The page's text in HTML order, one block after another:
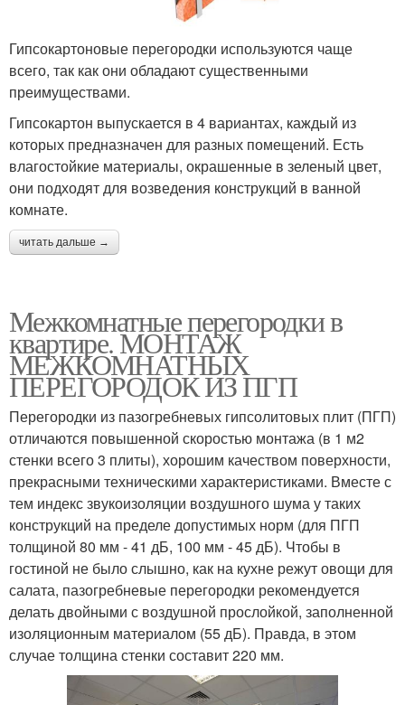
Гипсокартоновые перегородки используются чаще
всего, так как они обладают существенными
преимуществами.
Гипсокартон выпускается в 4 вариантах, каждый из
которых предназначен для разных помещений. Есть
влагостойкие материалы, окрашенные в зеленый цвет,
они подходят для возведения конструкций в ванной
комнате.
читать дальше →
Межкомнатные перегородки в
квартире. МОНТАЖ
МЕЖКОМНАТНЫХ
ПЕРЕГОРОДОК ИЗ ПГП
Перегородки из пазогребневых гипсолитовых плит (ПГП)
отличаются повышенной скоростью монтажа (в 1 м2
стенки всего 3 плиты), хорошим качеством поверхности,
прекрасными техническими характеристиками. Вместе с
тем индекс звукоизоляции воздушного шума у таких
конструкций на пределе допустимых норм (для ПГП
толщиной 80 мм - 41 дБ, 100 мм - 45 дБ). Чтобы в
гостиной не было слышно, как на кухне режут овощи для
салата, пазогребневые перегородки рекомендуется
делать двойными с воздушной прослойкой, заполненной
изоляционным материалом (55 дБ). Правда, в этом
случае толщина стенки составит 220 мм.